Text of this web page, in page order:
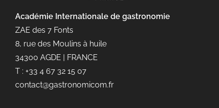
Académie Internationale de gastronomie
ZAE des 7 Fonts
8, rue des Moulins à huile
34300 AGDE | FRANCE
T : +33 4 67 32 15 07
contact@gastronomicom.fr